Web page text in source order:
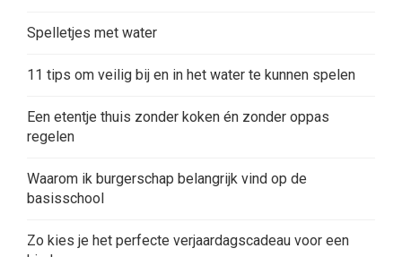
Spelletjes met water
11 tips om veilig bij en in het water te kunnen spelen
Een etentje thuis zonder koken én zonder oppas
regelen
Waarom ik burgerschap belangrijk vind op de
basisschool
Zo kies je het perfecte verjaardagscadeau voor een